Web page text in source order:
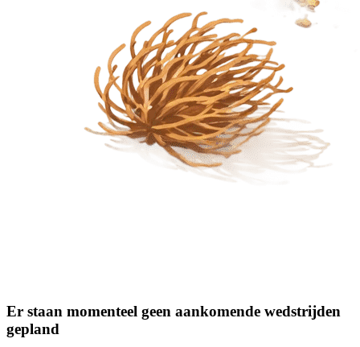
Er staan momenteel geen aankomende wedstrijden
gepland